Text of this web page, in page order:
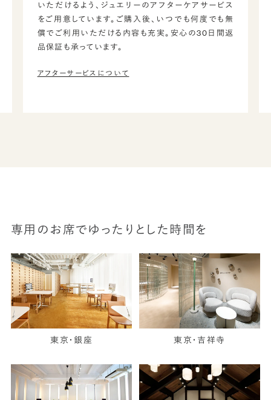
いただけるよう、ジュエリーのアフターケアサービス
をご用意しています。ご購入後、いつでも何度でも無
償でご利用いただける内容も充実。安心の30日間返
品保証も承っています。
アフターサービスについて
専用のお席でゆったりとした時間を
東京・銀座 東京・吉祥寺